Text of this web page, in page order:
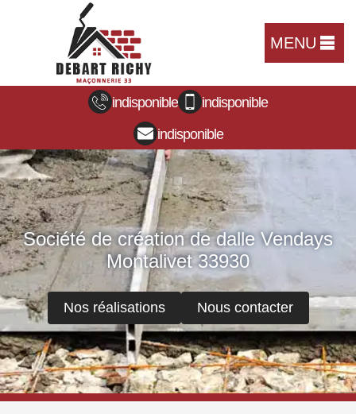
MENU
indisponible
indisponible
indisponible
Société de création de dalle Vendays
Montalivet 33930
Nos réalisations Nous contacter